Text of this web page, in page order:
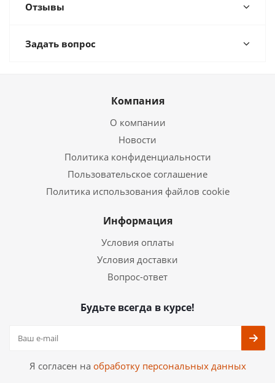
Отзывы
Задать вопрос
Компания
О компании
Новости
Политика конфиденциальности
Пользовательское соглашение
Политика использования файлов cookie
Информация
Условия оплаты
Условия доставки
Вопрос-ответ
Будьте всегда в курсе!
Я согласен на обработку персональных данных